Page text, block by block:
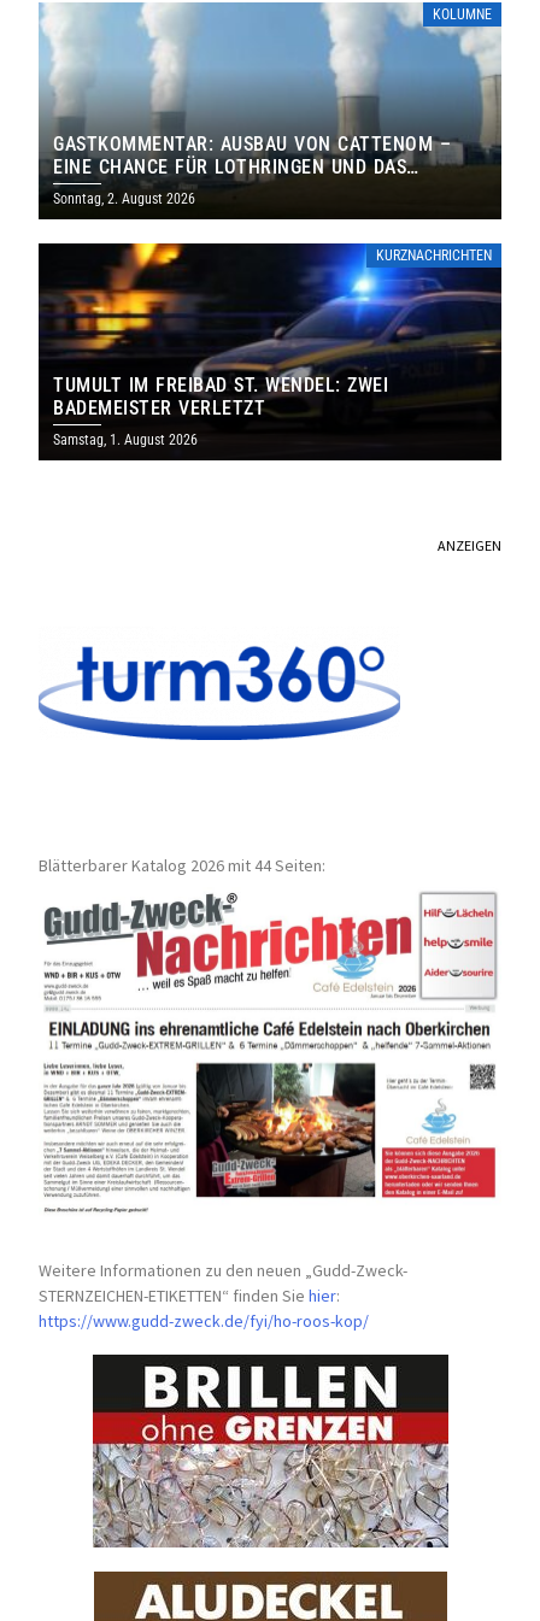
KOLUMNE
GASTKOMMENTAR: AUSBAU VON CATTENOM –
EINE CHANCE FÜR LOTHRINGEN UND DAS
SAARLAND
Sonntag, 2. August 2026
KURZNACHRICHTEN
TUMULT IM FREIBAD ST. WENDEL: ZWEI
BADEMEISTER VERLETZT
Samstag, 1. August 2026
ANZEIGEN
Blätterbarer Katalog 2026 mit 44 Seiten:
Weitere Informationen zu den neuen „Gudd-Zweck-
STERNZEICHEN-ETIKETTEN“ finden Siehier:
https://www.gudd-zweck.de/fyi/ho-roos-kop/